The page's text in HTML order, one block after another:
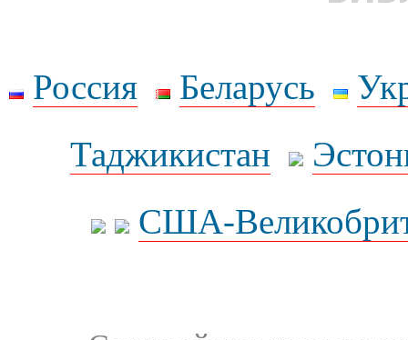
Россия Беларусь
Таджикистан
США-